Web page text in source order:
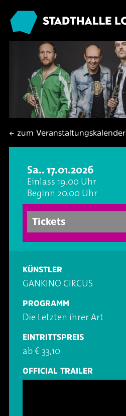
Programm
Übersicht
Ballett & Tanz
Familie
Kabarett & Comedy
Konzerte
Oper & Operette
Party
Vorträge & Lesungen
Kafé Klinker
Service
Neuigkeiten
Tickets
Anreise & Parken
Hotels & Übernachtung
Essen & Trinken
Barrierefreiheit
FAQ – Fragen & Antworten
Kontakt
Das Haus
Großer Saal
Foyer und Galerie
Seminarbereich
Technik
Downloads
Jobs
Ansprechpartner
Buchungsanfrage
Kafé Klinker
Jobs im Kafé Klinker
← zum Veranstaltungskalender
Sa.. 17.01.2026
Einlass 19.00 Uhr
Beginn 20.00 Uhr
Tickets
KÜNSTLER
GANKINO CIRCUS
PROGRAMM
Die Letzten ihrer Art
EINTRITTSPREIS
ab € 33,10
OFFICIAL TRAILER